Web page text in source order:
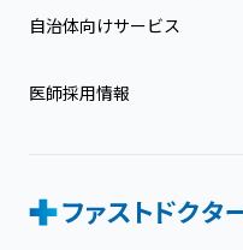
自治体向けサービス
医師採用情報